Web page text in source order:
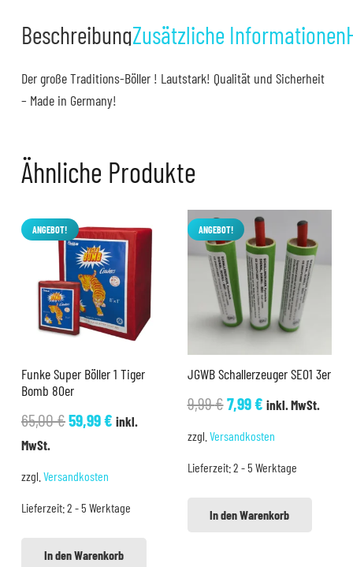
BeschreibungZusätzliche Informationen
Der große Traditions-Böller ! Lautstark! Qualität und Sicherheit
– Made in Germany!
Ähnliche Produkte
ANGEBOT!
Funke Super Böller 1 Tiger
Bomb 80er
65,00€Ursprünglicher
59,99€Aktueller
inkl.
MwSt.
zzgl. Versandkosten
Lieferzeit:2 - 5 Werktage
In den Warenkorb
ANGEBOT!
JGWB Schallerzeuger SE01 3er
9,99€Ursprünglicher
9,99 €
7,99€Aktueller
7,99 €.
inkl. MwSt.
zzgl. Versandkosten
Lieferzeit:2 - 5 Werktage
In den Warenkorb